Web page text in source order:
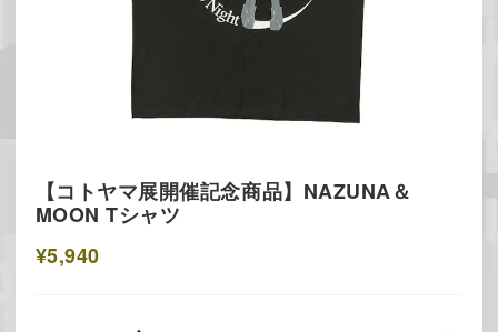
【コトヤマ展開催記念商品】NAZUNA＆
MOON Tシャツ
¥5,940